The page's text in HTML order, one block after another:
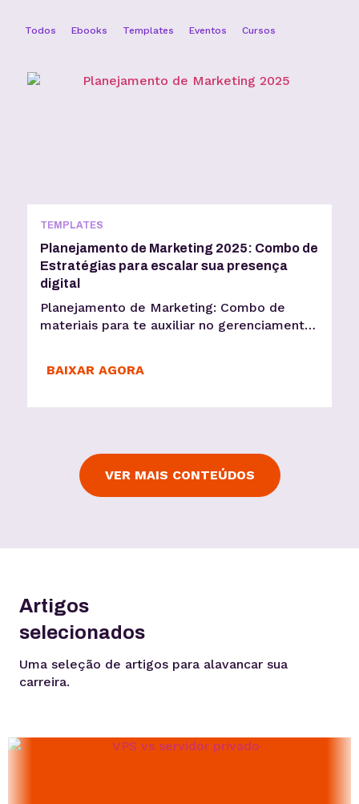
Todos Ebooks Templates Eventos Cursos
TEMPLATES
Planejamento de Marketing 2025: Combo de
Estratégias para escalar sua presença
digital
Planejamento de Marketing: Combo de
materiais para te auxiliar no gerenciamento
BAIXAR AGORA
VER MAIS CONTEÚDOS
Artigos
selecionados
Uma seleção de artigos para alavancar sua
carreira.